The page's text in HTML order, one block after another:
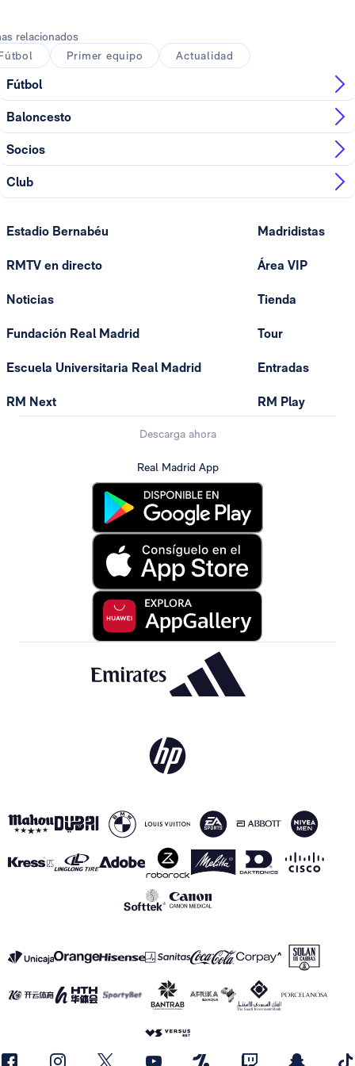
relacionados
Primer equipo Actualidad
Fútbol
Baloncesto
Socios
Club
Estadio Bernabéu
RMTV en directo
Noticias
Fundación Real Madrid
Escuela Universitaria Real Madrid
RM Next
Madridistas
Área VIP
Tienda
Tour
Entradas
RM Play
Descarga ahora
Real Madrid App